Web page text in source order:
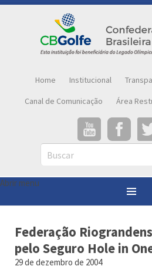
Home Institucional
Canal de Comunicação
Área
Buscar
Abrir menu
Você está aqui: Notícias
Federação Riograndense é beneficiada pelo
Federação
pelo Seguro Hole in
29 de dezembro de 2004